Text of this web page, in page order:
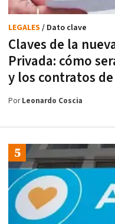
Claves de la
Privada: cómo
y los contratos
LEGALES / Dato clave
PorLeonardo Coscia